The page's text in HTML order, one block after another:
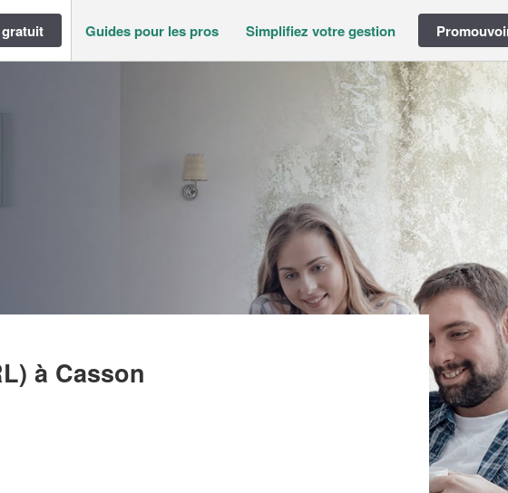
Guides pour les pros Simplifiez votre gestion
à Casson